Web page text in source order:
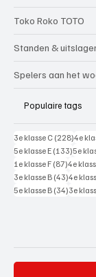
Toko Roko TOTO
Standen &
Spelers aan het
Populaire tags
3e klasse C (228)228
4e
5e klasse E (133)133
5e
1e klasse F (87)87 posts
4e
3e klasse B (43)43 posts
4e
5e klasse B (34)34 posts
3e